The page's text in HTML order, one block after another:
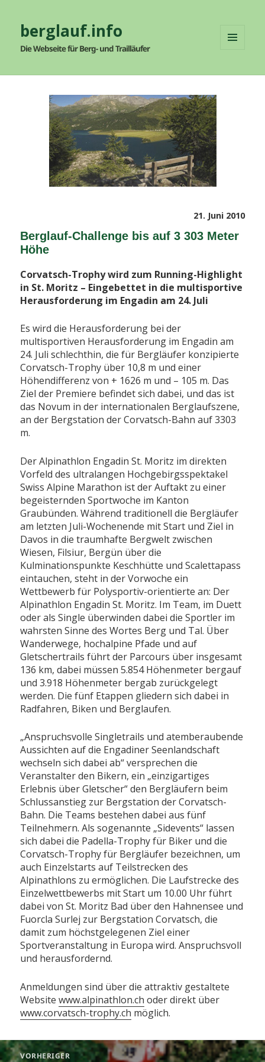
berglauf.info
Die Webseite für Berg- und Trailläufer
WIDGETS
Veröffentlicht
21. Juni 2010
Berglauf-Challenge bis auf 3 303 Meter
Höhe
Corvatsch-Trophy wird zum Running-Highlight
in St. Moritz – Eingebettet in die multisportive
Herausforderung im Engadin am 24. Juli
Es wird die Herausforderung bei der
multisportiven Herausforderung im Engadin am
24. Juli schlechthin, die für Bergläufer konzipierte
Corvatsch-Trophy über 10,8 m und einer
Höhendifferenz von + 1626 m und – 105 m. Das
Ziel der Premiere befindet sich dabei, und das ist
das Novum in der internationalen Berglaufszene,
an der Bergstation der Corvatsch-Bahn auf 3303
m.
Der Alpinathlon Engadin St. Moritz im direkten
Vorfeld des ultralangen Hochgebirgsspektakel
Swiss Alpine Marathon ist der Auftakt zu einer
begeisternden Sportwoche im Kanton
Graubünden. Während traditionell die Bergläufer
am letzten Juli-Wochenende mit Start und Ziel in
Davos in die traumhafte Bergwelt zwischen
Wiesen, Filsiur, Bergün über die
Kulminationspunkte Keschhütte und Scalettapass
eintauchen, steht in der Vorwoche ein
Wettbewerb für Polysportiv-orientierte an: Der
Alpinathlon Engadin St. Moritz. Im Team, im Duett
oder als Single überwinden dabei die Sportler im
wahrsten Sinne des Wortes Berg und Tal. Über
Wanderwege, hochalpine Pfade und auf
Gletschertrails führt der Parcours über insgesamt
136 km, dabei müssen 5.854 Höhenmeter bergauf
und 3.918 Höhenmeter bergab zurückgelegt
werden. Die fünf Etappen gliedern sich dabei in
Radfahren, Biken und Berglaufen.
„Anspruchsvolle Singletrails und atemberaubende
Aussichten auf die Engadiner Seenlandschaft
wechseln sich dabei ab“ versprechen die
Veranstalter den Bikern, ein „einzigartiges
Erlebnis über Gletscher“ den Bergläufern beim
Schlussanstieg zur Bergstation der Corvatsch-
Bahn. Die Teams bestehen dabei aus fünf
Teilnehmern. Als sogenannte „Sidevents“ lassen
sich dabei die Padella-Trophy für Biker und die
Corvatsch-Trophy für Bergläufer bezeichnen, um
auch Einzelstarts auf Teilstrecken des
Alpinathlons zu ermöglichen. Die Laufstrecke des
Einzelwettbewerbs mit Start um 10.00 Uhr führt
dabei von St. Moritz Bad über den Hahnensee und
Fuorcla Surlej zur Bergstation Corvatsch, die
damit zum höchstgelegenen Ziel einer
Sportveranstaltung in Europa wird. Anspruchsvoll
und herausfordernd.
Anmeldungen sind über die attraktiv gestaltete
Websitewww.alpinathlon.ch oder direkt über
www.corvatsch-trophy.ch möglich.
Beitragsnavigation
VORHERIGER